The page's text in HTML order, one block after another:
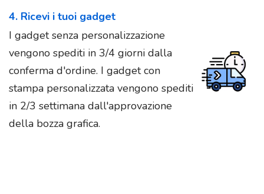
4. Ricevi i tuoi gadget
I gadget senza personalizzazione
vengono spediti in 3/4 giorni dalla
conferma d'ordine. I gadget con
stampa personalizzata vengono spediti
in 2/3 settimana dall'approvazione
della bozza grafica.